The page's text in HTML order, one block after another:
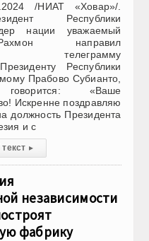
/НИАТ «Ховар»/.
Республики
нации уважаемый
направил
телеграмму
Республики
Прабово Субианто,
«Ваше
Искренне поздравляю
должность Президента
и с
▸
независимости
фабрику